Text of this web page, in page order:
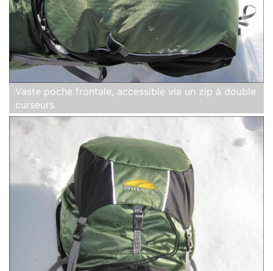
Vaste poche frontale, accessible via un zip à double
curseurs